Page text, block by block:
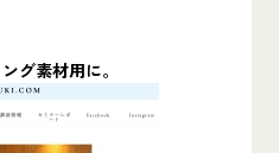
グ素材用に。